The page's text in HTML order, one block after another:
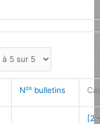
Nos bulletins
[2